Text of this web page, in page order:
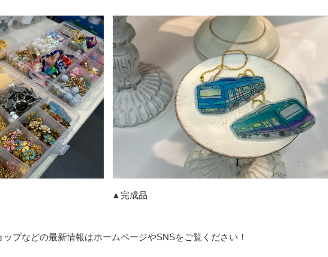
択 ▲完成品
プなどの最新情報はホームページやSNSをご覧ください！